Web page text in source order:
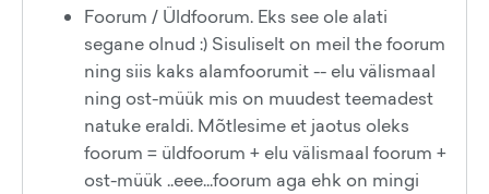
Foorum / Üldfoorum. Eks see ole alati
segane olnud :) Sisuliselt on meil the foorum
ning siis kaks alamfoorumit -- elu välismaal
ning ost-müük mis on muudest teemadest
natuke eraldi. Mõtlesime et jaotus oleks
foorum = üldfoorum + elu välismaal foorum +
ost-müük ..eee...foorum aga ehk on mingi